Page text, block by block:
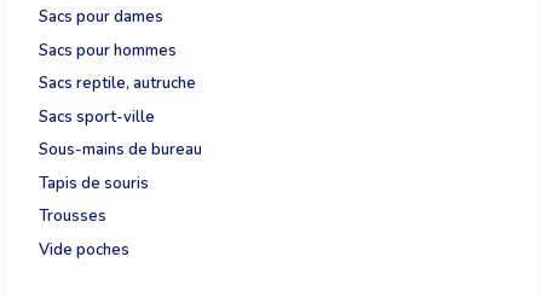
Sacs pour dames
Sacs pour hommes
Sacs reptile, autruche
Sacs sport-ville
Sous-mains de bureau
Tapis de souris
Trousses
Vide poches